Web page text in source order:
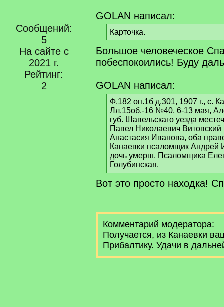
Сообщений:
5
На сайте с
2021 г.
Рейтинг:
2
GOLAN написал:
[
q
]
Карточка.
[
/
q
]
Большое человеческое
побеспокоились! Буду
GOLAN написал:
[
q
]
Ф.182 оп.1б д.301, 1907 г., с.
Лл.15об.-16 №40, 6-13 мая,
губ. Шавельскаго уезда
Павел Николаевич Витовский
Анастасия Иванова, оба
Канаевки псаломщик Андрей
дочь умерш. Псаломщика
Голубинская.
[
/
Вот это просто находка!
Комментарий модератора:
Получается, из Канаевки
Прибалтику. Удачи в